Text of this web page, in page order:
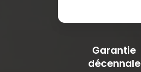
Garantie
décennale